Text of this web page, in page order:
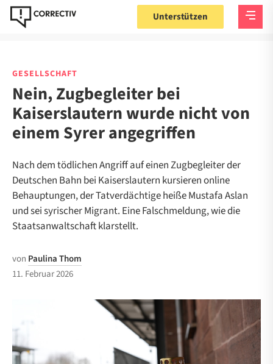
Unterstützen
GESELLSCHAFT
Nein, Zugbegleiter bei
Kaiserslautern wurde nicht von
einem Syrer angegriffen
Nach dem tödlichen Angriff auf einen Zugbegleiter der
Deutschen Bahn bei Kaiserslautern kursieren online
Behauptungen, der Tatverdächtige heiße Mustafa Aslan
und sei syrischer Migrant. Eine Falschmeldung, wie die
Staatsanwaltschaft klarstellt.
von Paulina Thom
11. Februar 2026